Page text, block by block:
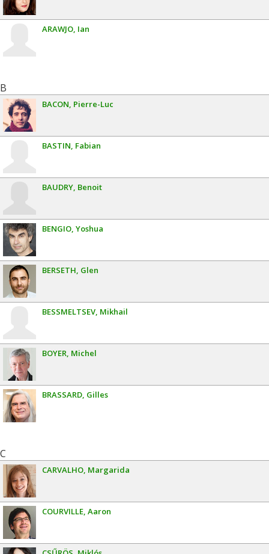
ARAWJO Ian
B
BACON Pierre-Luc
BASTIN Fabian
BAUDRY Benoit
BENGIO Yoshua
BERSETH Glen
BESSMELTSEV Mikhail
BOYER Michel
BRASSARD Gilles
C
CARVALHO Margarida
COURVILLE Aaron